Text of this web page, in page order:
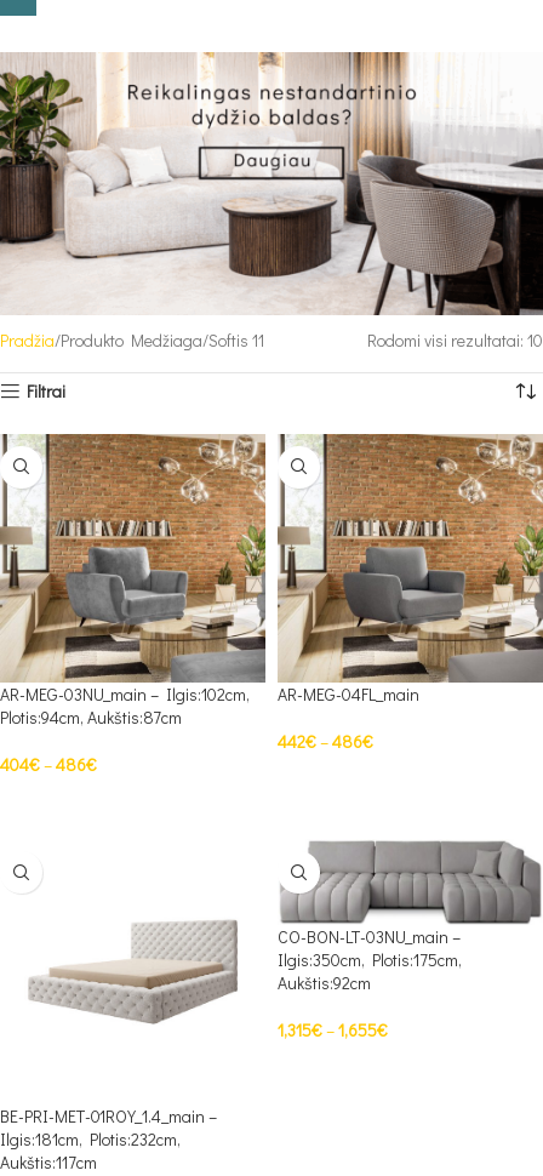
Pradžia Produkto Medžiaga Softis 11 Rodomi visi rezultatai: 10
Filtrai
AR-MEG-03NU_main – Ilgis:102cm,
Plotis:94cm, Aukštis:87cm
404€–486€
AR-MEG-04FL_main
442€–486€
BE-PRI-MET-01ROY_1.4_main –
Ilgis:181cm, Plotis:232cm,
Aukštis:117cm
CO-BON-LT-03NU_main –
Ilgis:350cm, Plotis:175cm,
Aukštis:92cm
1,315€–1,655€